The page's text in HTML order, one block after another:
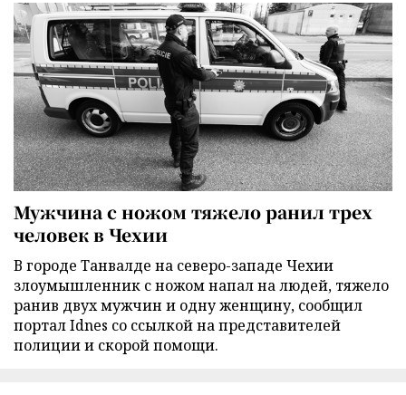
Мужчина с ножом тяжело ранил трех
человек в Чехии
В городе Танвалде на северо-западе Чехии
злоумышленник с ножом напал на людей, тяжело
ранив двух мужчин и одну женщину, сообщил
портал Idnes со ссылкой на представителей
полиции и скорой помощи.